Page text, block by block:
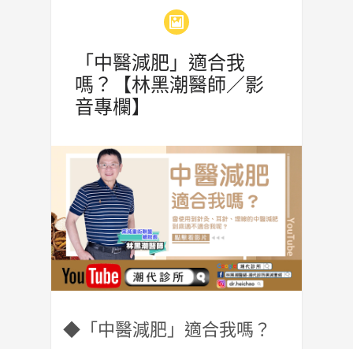
「中醫減肥」適合我
嗎？【林黑潮醫師／影
音專欄】
◆「中醫減肥」適合我嗎？